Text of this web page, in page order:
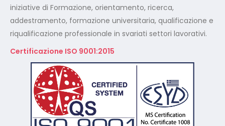
iniziative di Formazione, orientamento, ricerca,
addestramento, formazione universitaria, qualificazione e
riqualificazione professionale in svariati settori lavorativi.
Certificazione ISO 9001:2015